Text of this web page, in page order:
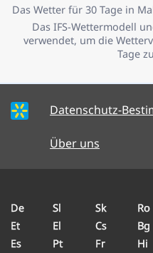
Das Wetter für 30 Tage in
Das IFS-Wettermodell
verwendet, um die
Tage
Datenschutz-
Über uns
De Sl Sk Ro
Et
El Cs Bg
Es
Pt Fr Hi